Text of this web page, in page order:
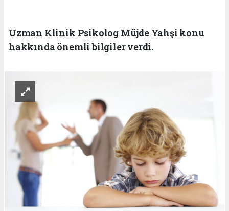
Uzman Klinik Psikolog Müjde Yahşi konu
hakkında önemli bilgiler verdi.